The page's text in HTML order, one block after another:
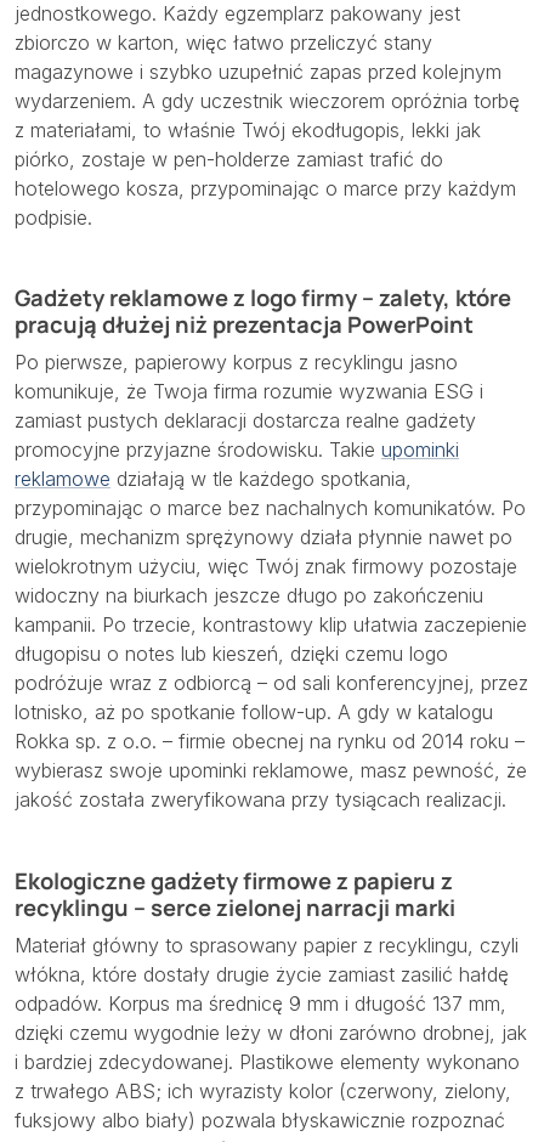
jednostkowego. Każdy egzemplarz pakowany jest
zbiorczo w karton, więc łatwo przeliczyć stany
magazynowe i szybko uzupełnić zapas przed kolejnym
wydarzeniem. A gdy uczestnik wieczorem opróżnia torbę
z materiałami, to właśnie Twój ekodługopis, lekki jak
piórko, zostaje w pen-holderze zamiast trafić do
hotelowego kosza, przypominając o marce przy każdym
podpisie.
Gadżety reklamowe z logo firmy – zalety, które
pracują dłużej niż prezentacja PowerPoint
Po pierwsze, papierowy korpus z recyklingu jasno
komunikuje, że Twoja firma rozumie wyzwania ESG i
zamiast pustych deklaracji dostarcza realne gadżety
promocyjne przyjazne środowisku. Takie upominki
reklamowe działają w tle każdego spotkania,
przypominając o marce bez nachalnych komunikatów. Po
drugie, mechanizm sprężynowy działa płynnie nawet po
wielokrotnym użyciu, więc Twój znak firmowy pozostaje
widoczny na biurkach jeszcze długo po zakończeniu
kampanii. Po trzecie, kontrastowy klip ułatwia zaczepienie
długopisu o notes lub kieszeń, dzięki czemu logo
podróżuje wraz z odbiorcą – od sali konferencyjnej, przez
lotnisko, aż po spotkanie follow-up. A gdy w katalogu
Rokka sp. z o.o. – firmie obecnej na rynku od 2014 roku –
wybierasz swoje upominki reklamowe, masz pewność, że
jakość została zweryfikowana przy tysiącach realizacji.
Ekologiczne gadżety firmowe z papieru z
recyklingu – serce zielonej narracji marki
Materiał główny to sprasowany papier z recyklingu, czyli
włókna, które dostały drugie życie zamiast zasilić hałdę
odpadów. Korpus ma średnicę 9 mm i długość 137 mm,
dzięki czemu wygodnie leży w dłoni zarówno drobnej, jak
i bardziej zdecydowanej. Plastikowe elementy wykonano
z trwałego ABS; ich wyrazisty kolor (czerwony, zielony,
fuksjowy albo biały) pozwala błyskawicznie rozpoznać